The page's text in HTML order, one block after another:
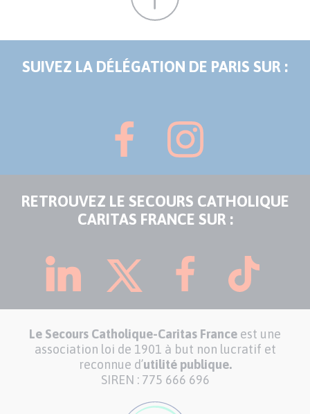
SUIVEZ LA DÉLÉGATION DE PARIS SUR :
RETROUVEZ LE SECOURS CATHOLIQUE
CARITAS FRANCE SUR :
Le Secours Catholique-Caritas France est une
association loi de 1901 à but non lucratif et
reconnue d’utilité publique.
SIREN : 775 666 696